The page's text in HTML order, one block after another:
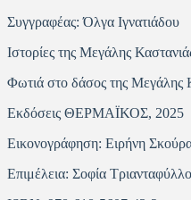
Συγγραφέας: Όλγα Ιγνατιάδου
Ιστορίες της Μεγάλης
Φωτιά στο δάσος της Μεγάλης
Εκδόσεις ΘΕΡΜΑΪΚΟΣ, 2025
Εικονογράφηση: Ειρήνη
Επιμέλεια: Σοφία